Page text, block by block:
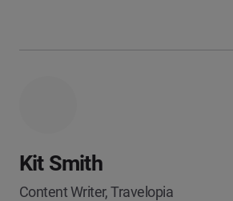
Kit Smith
Content Writer, Travelopia